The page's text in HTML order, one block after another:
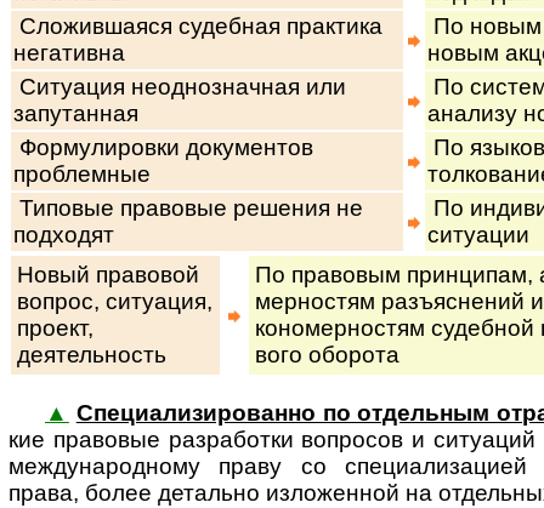
Сложившаяся судебная практика
негативна
По новым
новым
Ситуация неоднозначная или
запутанная
По
анализу
Формулировки документов
проблемные
По
Типовые правовые решения не
подходят
По
ситуации
Новый правовой
вопрос, си­ту­а­ция,
про­ект,
деятельность
По правовым принципам,
мер­нос­тям разъ­яс­не­ний
ко­но­мер­нос­тям
во­го оборота
▲ Специализированно по отдельным
кие пра­во­вые раз­ра­бот­ки во­п­ро­сов и
международному праву со
права, более детально изложенной на